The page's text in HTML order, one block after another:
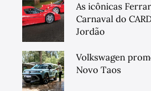
As icônicas
Carnaval do
Jordão
Volkswagen
Novo Taos